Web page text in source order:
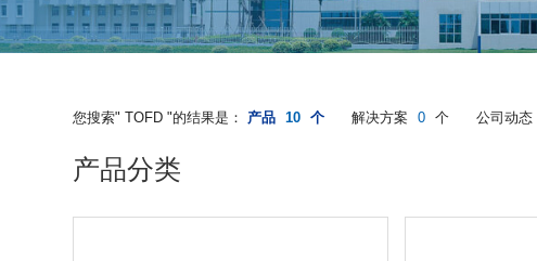
您搜索" TOFD "的结果是： 产品 10 个 解决方案 0 个 公司动态
产品分类